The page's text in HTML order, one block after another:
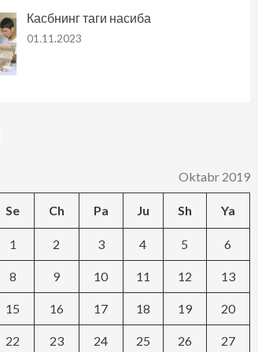
Касбнинг таги насиба
01.11.2023
Oktabr 2019
Se Ch Pa Ju Sh Ya
1 2 3 4 5 6
8 9 10 11 12 13
15 16 17 18 19 20
22 23 24 25 26 27